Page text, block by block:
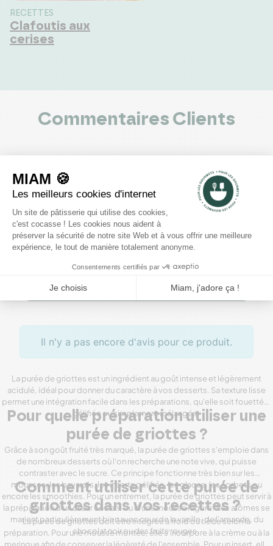
RECETTES
Clafoutis aux
cerises
Commentaires Clients
voir les 0 avis
5
4
3
2
Rédiger un avis
Il n'y a pas encore d'avis pour ce produit.
La purée de griottes est un ingrédient au goût intense et légèrement
acidulé, idéal pour donner du caractère à vos desserts. Sa texture lisse
permet une intégration facile dans les préparations, qu'elle soit fouettée,
gélifiée ou simplement mélangée.
Pour quelle préparation utiliser une
purée de griottes ?
Grâce à son goût fruité très marqué, la purée de griottes s'emploie dans
de nombreux desserts où l'on recherche une note vive, qui puisse
contraster avec le sucre. Ce principe fonctionne très bien sur les
mousses, les bavarois, les inserts gélifiés, les glaces, les sorbets ou
encore les smoothies. Pour un entremet, la purée de griottes peut servir à
la préparation d'un cœur coulant ou d'une mousse légère. Ses arômes se
marient particulièrement bien avec ceux de la vanille, de l'amande, du
chocolat noir ou des fruits rouges.
Comment utiliser cette purée de
griottes dans vos recettes ?
La purée de griottes doit être intégrée à froid ou tiède selon la
préparation. Pour une mousse montée, elle s'incorpore à la crème ou à la